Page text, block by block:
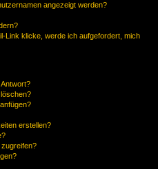
angezeigt werden?
Link klicke, werde ich aufgefordert, mich
erstellen?